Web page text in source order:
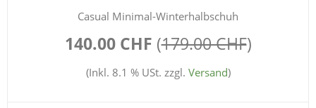
Casual Minimal-Winterhalbschuh
140.00 CHF (179.00 CHF)
(Inkl. 8.1 % USt. zzgl. Versand)